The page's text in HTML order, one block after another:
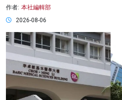
作者: 本社編輯部
2026-08-06